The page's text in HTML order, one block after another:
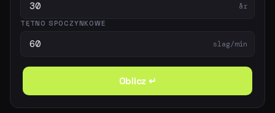
år
TĘTNO SPOCZYNKOWE
slag/min
Oblicz ↵